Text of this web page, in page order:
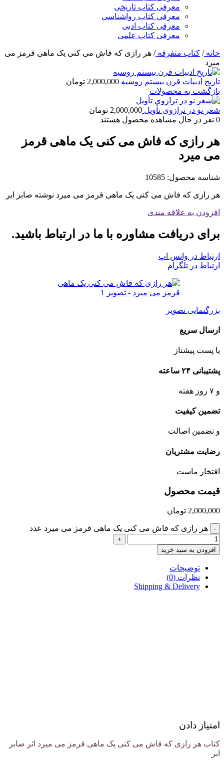
معرفی کتاب تاریخی
معرفی کتاب رواشناسی
معرفی کتاب ادبی
معرفی کتاب علمی
خانه/ کتاب متفرقه/ هر رازی که فاش می کنی یک ماهی قرمز می
میرد
تاریخ ادبیات قرن بیستم روسیه 2,000,000 تومان
بازگشت به محصولات
شعر نو در ترازوی تأویل 2,000,000 تومان
0 نفر در حال مشاهده محصول هستند
هر رازی که فاش می کنی یک ماهی قرمز
می میرد
شناسه محصول: 10585
هر رازی که فاش می کنی یک ماهی قرمز می میرد نوشته صابر ابر
افزودن به علاقه مندی
برای دریافت مشاوره با ما در ارتباط باشید.
ارتباط در واتس اپ
ارتباط در تلگرام
بزرگنمایی تصویر
ارسال سریع
با پست پیشتاز
پشتیبانی ۲۴ ساعته
و ۷ روز هفته
تضمین کیفیت
و تضمین اصالت
رضایت مشتریان
افتخار ماست
قیمت محصول
2,000,000 تومان
- هر رازی که فاش می کنی یک ماهی قرمز می میرد عدد
+
افزودن به سبد خرید
توضیحات
نظرات (0)
Shipping & Delivery
امتیاز دادن
کتاب هر رازی که فاش می کنی یک ماهی قرمز می میرد اثر صابر
ابر